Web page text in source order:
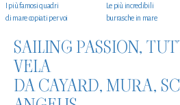
I più famosi quadri
di mare copiati per voi
Le più incredibili
burrasche in mare
SAILING PASSION,
VELA
DA CAYARD, MURA,